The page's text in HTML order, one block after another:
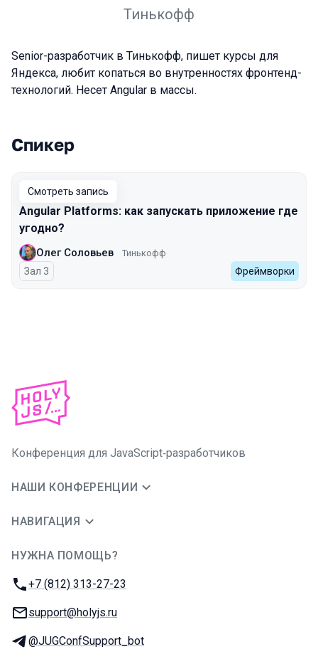
Тинькофф
Senior-разработчик в Тинькофф, пишет курсы для
Яндекса, любит копаться во внутренностях фронтенд-
технологий. Несет Angular в массы.
Выступления в сезоне 2024 Spring
Спикер
Смотреть запись
Angular Platforms: как запускать приложение где
угодно?
Олег Соловьев Тинькофф
Зал 3 Фреймворки
Конференция для JavaScript‑разработчиков
НАШИ КОНФЕРЕНЦИИ
НАВИГАЦИЯ
НУЖНА ПОМОЩЬ?
Телефон:
+7 (812) 313-27-23
E-mail:
support@holyjs.ru
Телеграм:
@JUGConfSupport_bot